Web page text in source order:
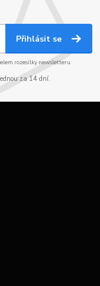
Přihlásit se
rozesílky newsletteru.
za 14 dní.